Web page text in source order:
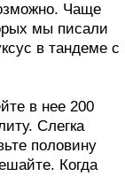
Чаще
мы писали
в тандеме с
в нее 200
Слегка
половину
Когда